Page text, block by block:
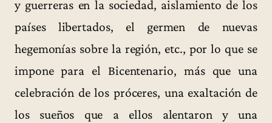
y guerreras en la sociedad, aislamiento de los
países libertados, el germen de nuevas
hegemonías sobre la región, etc., por lo que se
impone para el Bicentenario, más que una
celebración de los próceres, una exaltación de
los sueños que a ellos alentaron y una